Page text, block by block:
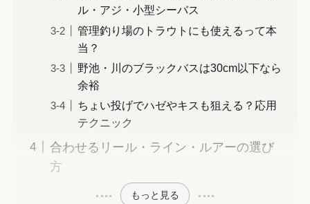
ル・アジ・小型シーバス
管理釣り場のトラウトにも使えるって本
当？
野池・川のブラックバスは30cm以下なら
余裕
ちょい投げでハゼやキスも狙える？応用
テクニック
合わせるリール・ライン・ルアーの選び
方
もっと見る